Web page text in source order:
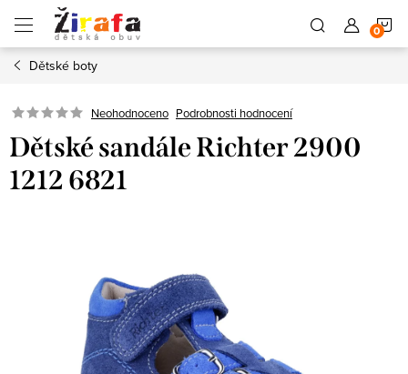
obsah
Dětské boty
Neohodnoceno Podrobnosti hodnocení
Dětské sandále Richter 2900
1212 6821